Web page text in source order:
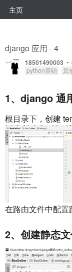
主页
django 应用 - 4
18501490003 •
python基础
其
1、django 通
根目录下，创建
在路由文件中配置
2、创建静态